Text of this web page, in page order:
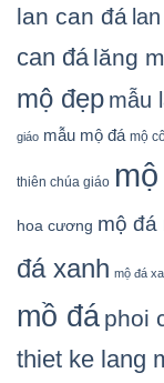
lan can đá
can đá lăng
mộ đẹp mẫu
giáo mẫu mộ đá mộ
thiên chúa giáo
hoa cương mộ đá
đá xanh mộ đá
mồ đá phoi
thiet ke lang